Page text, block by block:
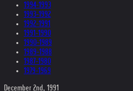
1994-1993
1993-1992
1992-1991
1991-1990
1990-1989
1989-1988
1987-1980
1979-1969
December 2nd, 1991